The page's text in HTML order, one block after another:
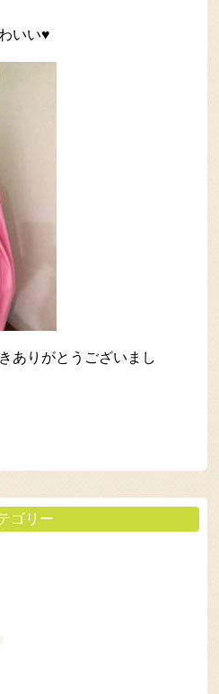
いい♥
ありがとうございまし
ゴリー